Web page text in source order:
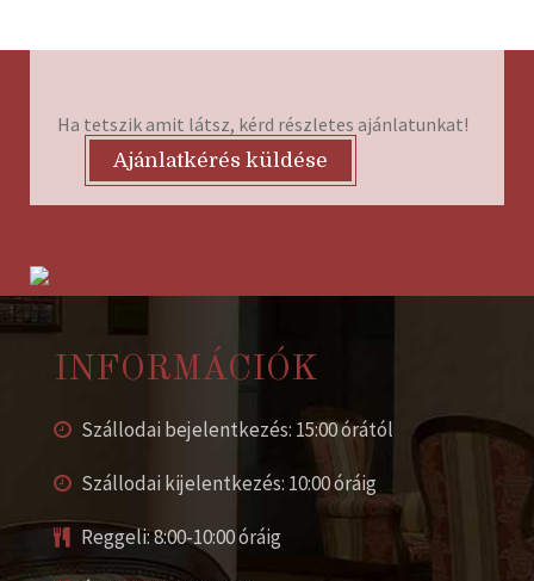
Ha tetszik amit látsz, kérd részletes ajánlatunkat!
Ajánlatkérés küldése
INFORMÁCIÓK
Szállodai bejelentkezés: 15:00 órától
Szállodai kijelentkezés: 10:00 óráig
Reggeli: 8:00-10:00 óráig